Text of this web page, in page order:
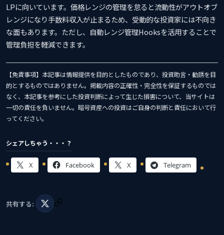
LPに向いています。価格レンジの管理を怠ると流動性がアウトオブ
レンジになり手数料収入が止まるため、受動的な投資家には不向き
な面もあります。ただし、自動レンジ管理Hooksを活用することで
管理負担を軽減できます。
【免責事項】本記事は情報提供を目的としたものであり、投資助言・勧誘を目
的とするものではありません。掲載内容の正確性・完全性を保証するものでは
なく、本記事を参考にした投資判断によって生じた損害について、当サイトは
一切の責任を負いません。暗号資産への投資はご自身の判断と責任において行
ってください。
シェアしちゃう・・・？
X Facebook X Telegram
共有する: